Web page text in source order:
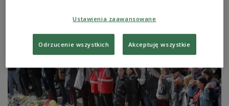
nikogo nie zatrzymano.
Zobacz więcej na temat:Belgia Francja Holandia terroryzm
Ustawienia zaawansowane
Odrzucenie wszystkich Akceptuję wszystkie